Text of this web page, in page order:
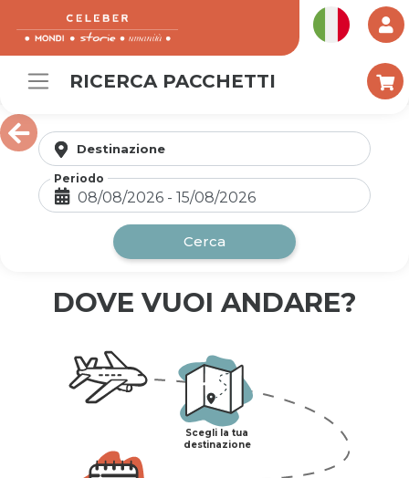
RICERCA PACCHETTI
Aggiungi una
Vedi tutti i dettagli
Italiano
Utente
Password
Password
Destinazione
Periodo
Cerca
DOVE VUOI ANDARE?
Scegli la tua
destinazione